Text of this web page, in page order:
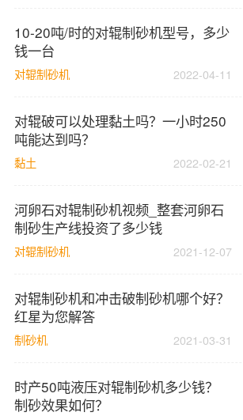
10-20吨/时的对辊制砂机型号，多少
钱一台
对辊制砂机 2022-04-11
对辊破可以处理黏土吗？一小时250
吨能达到吗？
黏土 2022-02-21
河卵石对辊制砂机视频_整套河卵石
制砂生产线投资了多少钱
对辊制砂机 2021-12-07
对辊制砂机和冲击破制砂机哪个好？
红星为您解答
制砂机 2021-03-31
时产50吨液压对辊制砂机多少钱？
制砂效果如何？